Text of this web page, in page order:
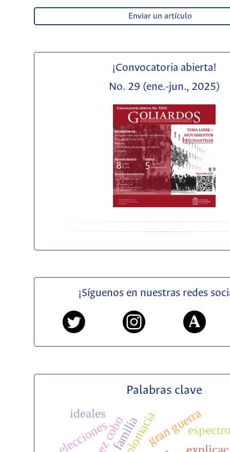
Enviar un artículo
¡Convocatoria abierta!
No. 29 (ene.-jun., 2025)
¡Síguenos en nuestras redes
Palabras clave
diplomacia
elecciones gran guerra
ideales
familia